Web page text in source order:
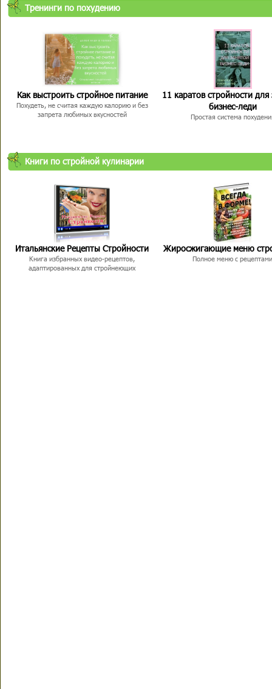
Тренинги по похудению
Как выстроить стройное питание
Похудеть, не считая каждую калорию и без
запрета любимых вкусностей
11 каратов стройности для
бизнес-леди
Простая система
Книги по стройной кулинарии
Итальянские Рецепты Стройности
Книга избранных видео-рецептов,
адаптированных для стройнеющих
Жиросжигающие меню
Полное меню с рецептами